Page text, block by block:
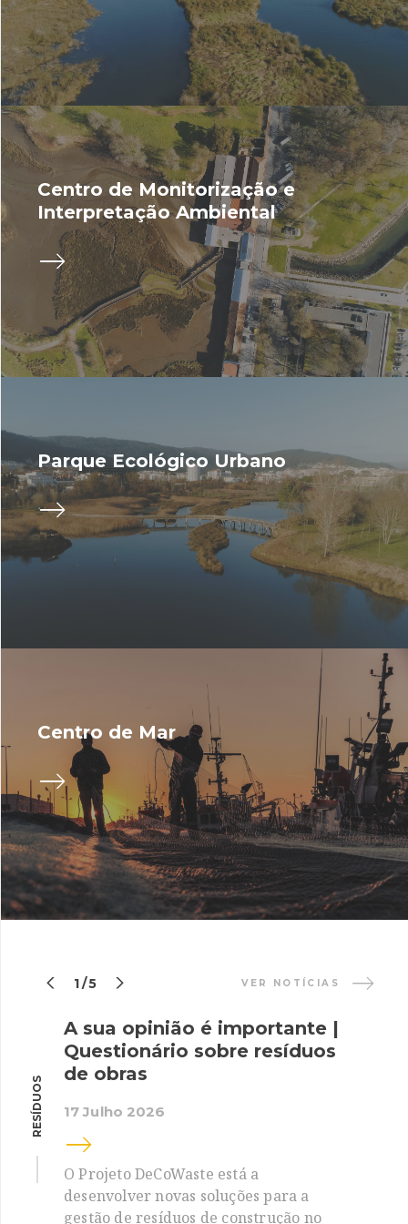
Centro de Monitorização e
Interpretação Ambiental
Parque Ecológico Urbano
Centro de Mar
 1/5  VER NOTÍCIAS
RESÍDUOS
A sua opinião é importante |
Questionário sobre resíduos
de obras
17 Julho 2026
O Projeto DeCoWaste está a
desenvolver novas soluções para a
gestão de resíduos de construção no